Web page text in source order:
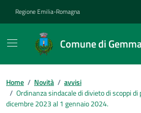
Regione Emilia-Romagna
Comune di
Contenuti in evidenza
Home / Novità / avvisi
/ Ordinanza sindacale di divieto di scoppi
dicembre 2023 al 1 gennaio 2024.